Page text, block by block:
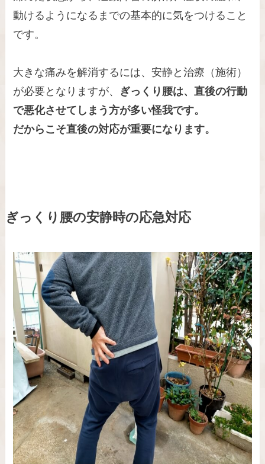
動けるようになるまでの基本的に気をつけること
です。
大きな痛みを解消するには、安静と治療（施術）
が必要となりますが、
ぎっくり腰は、直後の行動
で悪化させてしまう方が多い怪我です。
だからこそ直後の対応が重要になります。
ぎっくり腰の安静時の応急対応